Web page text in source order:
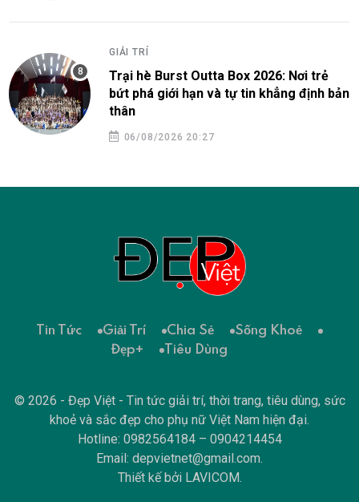
GIẢI TRÍ
Trại hè Burst Outta Box 2026: Nơi trẻ
bứt phá giới hạn và tự tin khẳng định bản
thân
06/08/2026 20:27
Tin Tức Giải Trí Chia Sẻ
Sống Khoẻ
Đẹp+
Tiêu Dùng
© 2026 - Đẹp Việt - Tin tức giải trí, thời trang, tiêu dùng, sức
khoẻ và sắc đẹp cho phụ nữ Việt Nam hiện đại.
Hotline: 0982564184 – 0904214454
Email: depvietnet@gmail.com.
Thiết kế bởi LAVICOM.